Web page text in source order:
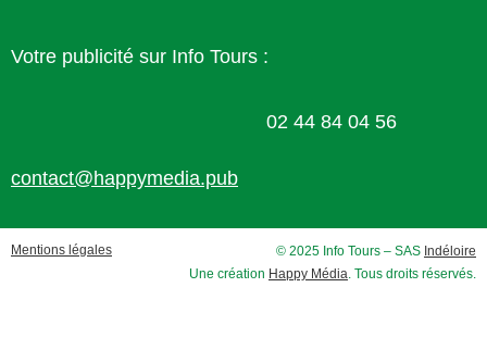
Votre publicité sur Info Tours :
02 44 84 04 56
contact@happymedia.pub
Mentions légales © 2025 Info Tours – SAS Indéloire
Une création Happy Média . Tous droits réservés.